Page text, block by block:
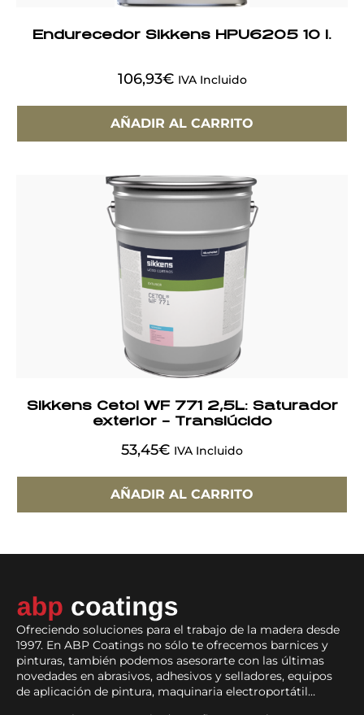
Endurecedor Sikkens HPU6205 10 l.
106,93€ IVA Incluido
AÑADIR AL CARRITO
Sikkens Cetol WF 771 2,5L: Saturador
exterior – Translúcido
53,45€ IVA Incluido
AÑADIR AL CARRITO
Ofreciendo soluciones para el trabajo de la madera desde
1997. En ABP Coatings no sólo te ofrecemos barnices y
pinturas, también podemos asesorarte con las últimas
novedades en abrasivos, adhesivos y selladores, equipos
de aplicación de pintura, maquinaria electroportátil…